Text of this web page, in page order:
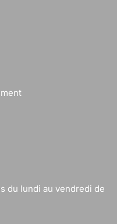
du lundi au vendredi de